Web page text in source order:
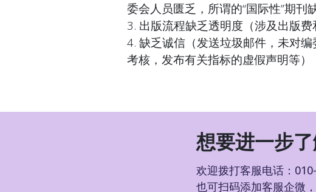
委会人员匮乏，所谓的“国际性”期刊
3. 出版流程缺乏透明度（涉及出版费
4. 缺乏诚信（发送垃圾邮件，未对
考核，发布有关指标的虚假声明等）
想要进一步
欢迎拨打客服电话：
也可扫码添加客服企微